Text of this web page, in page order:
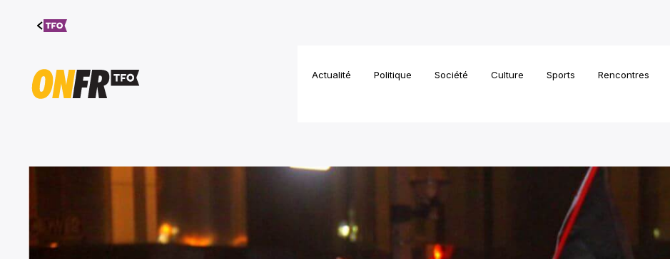
Aller au
contenu
Actualité Politique Société Culture Sports Rencontres